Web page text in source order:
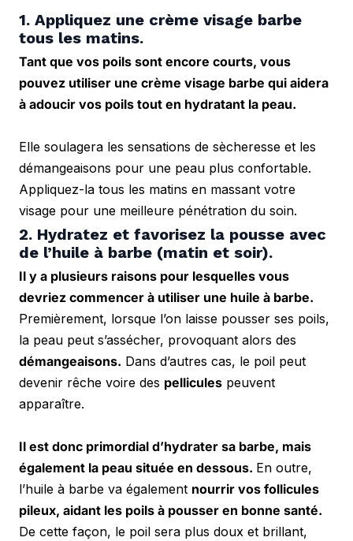
1. Appliquez une crème visage barbe
tous les matins.
Tant que vos poils sont encore courts, vous
pouvez utiliser une crème visage barbe qui aidera
à adoucir vos poils tout en hydratant la peau.
Elle soulagera les sensations de sècheresse et les
démangeaisons pour une peau plus confortable.
Appliquez-la tous les matins en massant votre
visage pour une meilleure pénétration du soin.
2. Hydratez et favorisez la pousse avec
de l’huile à barbe (matin et soir).
Il y a plusieurs raisons pour lesquelles vous
Premièrement, lorsque l’on laisse pousser ses poils,
démangeaisons. Dans d’autres cas, le poil peut
devenir rêche voire des pellicules peuvent
apparaître.
Il est donc primordial d’hydrater sa barbe, mais
également la peau située en dessous. En outre,
l’huile à barbe va également nourrir vos follicules
pileux, aidant les poils à pousser en bonne santé.
De cette façon, le poil sera plus doux et brillant,